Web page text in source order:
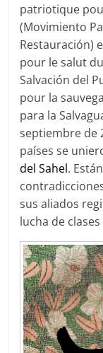
patriotique
(Movimiento
Restauración)
pour le salut
Salvación del
pour la
para la
septiembre de
países se
del Sahel.
sus aliados
lucha de